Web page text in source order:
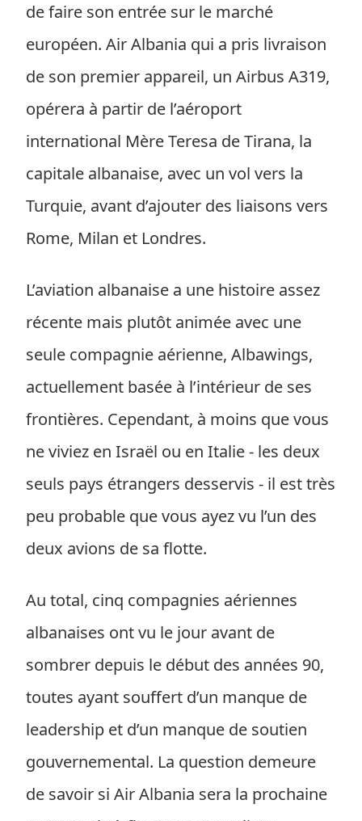
de faire son entrée sur le marché
européen. Air Albania qui a pris livraison
de son premier appareil, un Airbus A319,
opérera à partir de l’aéroport
international Mère Teresa de Tirana, la
capitale albanaise, avec un vol vers la
Turquie, avant d’ajouter des liaisons vers
Rome, Milan et Londres.
L’aviation albanaise a une histoire assez
récente mais plutôt animée avec une
seule compagnie aérienne, Albawings,
actuellement basée à l’intérieur de ses
frontières. Cependant, à moins que vous
ne viviez en Israël ou en Italie - les deux
seuls pays étrangers desservis - il est très
peu probable que vous ayez vu l’un des
deux avions de sa flotte.
Au total, cinq compagnies aériennes
albanaises ont vu le jour avant de
sombrer depuis le début des années 90,
toutes ayant souffert d’un manque de
leadership et d’un manque de soutien
gouvernemental. La question demeure
de savoir si Air Albania sera la prochaine